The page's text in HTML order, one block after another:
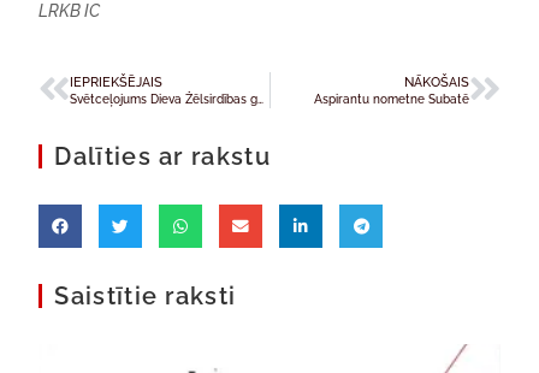
LRKB IC
IEPRIEKŠĒJAIS NĀKOŠAIS
Aspirantu nometne Subatē
Dalīties ar rakstu
Saistītie raksti